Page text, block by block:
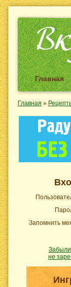
Главная
Главная »
Запомнить
не